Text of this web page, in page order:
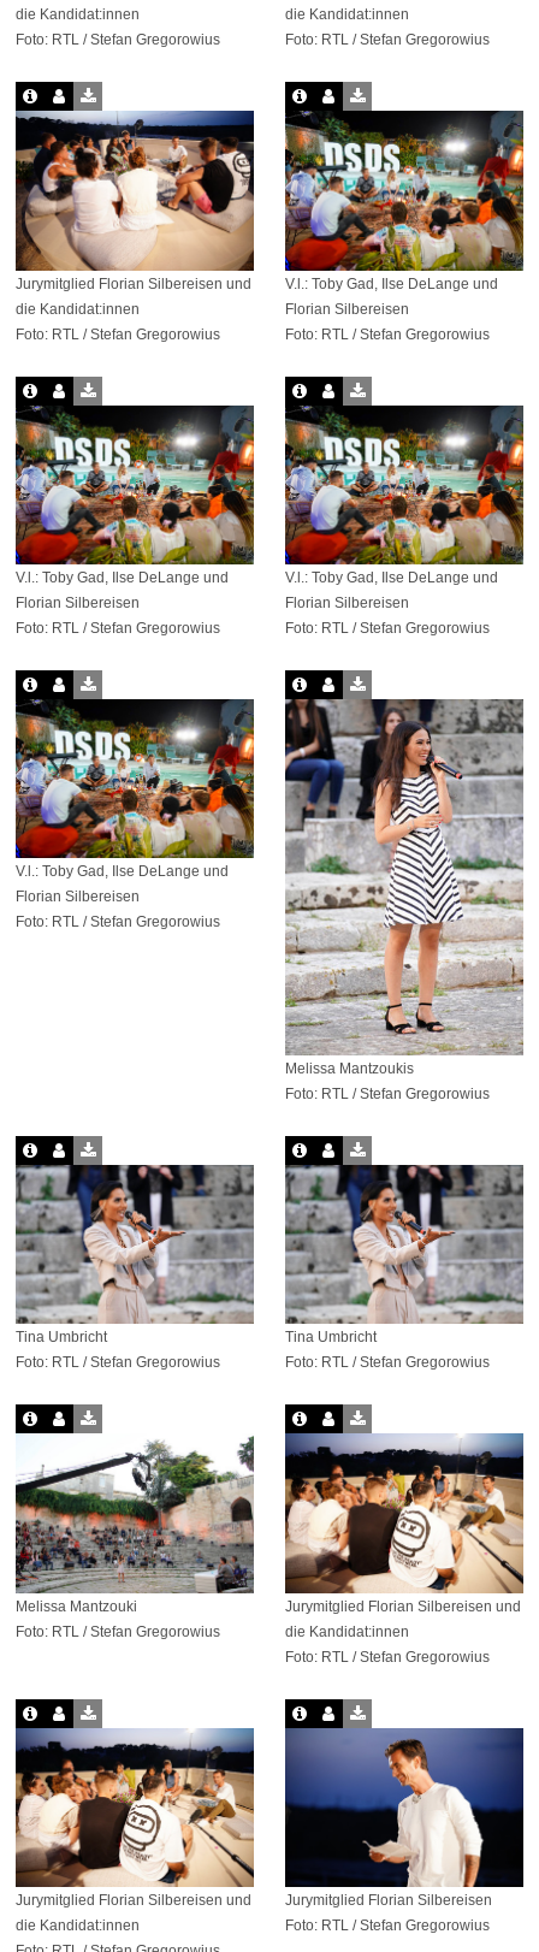
die Kandidat:innen
Foto: RTL / Stefan Gregorowius
die Kandidat:innen
Foto: RTL / Stefan Gregorowius
Jurymitglied Florian Silbereisen und
die Kandidat:innen
Foto: RTL / Stefan Gregorowius
V.l.: Toby Gad, Ilse DeLange und
Florian Silbereisen
Foto: RTL / Stefan Gregorowius
V.l.: Toby Gad, Ilse DeLange und
Florian Silbereisen
Foto: RTL / Stefan Gregorowius
V.l.: Toby Gad, Ilse DeLange und
Florian Silbereisen
Foto: RTL / Stefan Gregorowius
V.l.: Toby Gad, Ilse DeLange und
Florian Silbereisen
Foto: RTL / Stefan Gregorowius
Melissa Mantzoukis
Foto: RTL / Stefan Gregorowius
Tina Umbricht
Foto: RTL / Stefan Gregorowius
Tina Umbricht
Foto: RTL / Stefan Gregorowius
Melissa Mantzouki
Foto: RTL / Stefan Gregorowius
Jurymitglied Florian Silbereisen und
die Kandidat:innen
Foto: RTL / Stefan Gregorowius
Jurymitglied Florian Silbereisen und
die Kandidat:innen
Jurymitglied Florian Silbereisen
Foto: RTL / Stefan Gregorowius